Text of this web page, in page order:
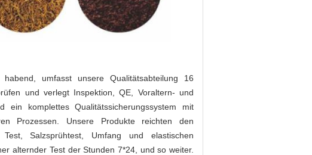
umfasst unsere Qualitätsabteilung 16
und verlegt Inspektion, QE, Voraltern- und
ein komplettes Qualitätssicherungssystem mit
Prozessen. Unsere Produkte reichten den
Salzsprühtest, Umfang und elastischen
alternder Test der Stunden 7*24, und so weiter.